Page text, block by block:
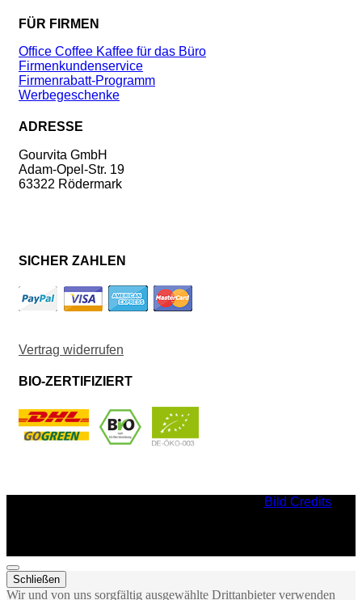
FÜR FIRMEN
Office Coffee Kaffee für das Büro
Firmenkundenservice
Firmenrabatt-Programm
Werbegeschenke
ADRESSE
Gourvita GmbH
Adam-Opel-Str. 19
63322 Rödermark
SICHER ZAHLEN
Vertrag widerrufen
BIO-ZERTIFIZIERT
Bild Credits
Schließen
Wir und von uns sorgfältig ausgewählte Drittanbieter verwenden